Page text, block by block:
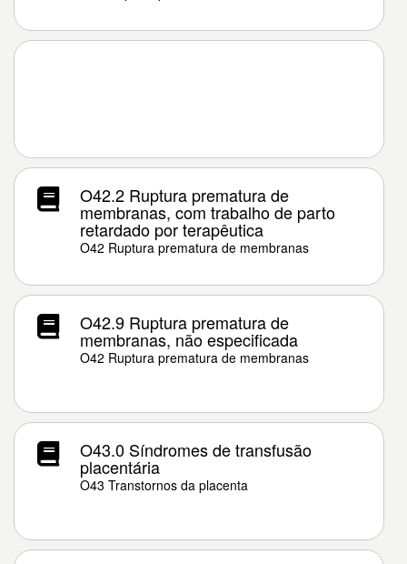
O42.2 Ruptura prematura de
membranas, com trabalho de parto
retardado por terapêutica
O42 Ruptura prematura de membranas
O42.9 Ruptura prematura de
membranas, não especificada
O42 Ruptura prematura de membranas
O43.0 Síndromes de transfusão
placentária
O43 Transtornos da placenta